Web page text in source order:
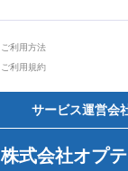
ご利用方法
ご利用規約
サービス運営会
株式会社オプ